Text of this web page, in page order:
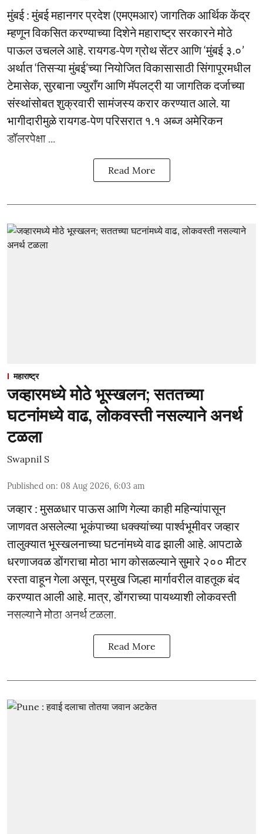
मुंबई : मुंबई महानगर प्रदेश (एमएमआर) जागतिक आर्थिक केंद्र
म्हणून विकसित करण्याच्या दिशेने महाराष्ट्र सरकारने मोठे
पाऊल उचलले आहे. रायगड-पेण ग्रोथ सेंटर आणि ‘मुंबई ३.०’
अर्थात ‘तिसऱ्या मुंबई’च्या नियोजित विकासासाठी सिंगापूरमधील
टेमासेक, सुरबाना ज्युराँग आणि मॅपलट्री या जागतिक दर्जाच्या
संस्थांसोबत शुक्रवारी सामंजस्य करार करण्यात आले. या
भागीदारीमुळे रायगड-पेण परिसरात १.१ अब्ज अमेरिकन
डॉलरपेक्षा ...
Read More
महाराष्ट्र
जव्हारमध्ये मोठे भूस्खलन; सततच्या
घटनांमध्ये वाढ, लोकवस्ती नसल्याने अनर्थ
टळला
Swapnil S
Published on: 08 Aug 2026, 6:03 am
जव्हार : मुसळधार पाऊस आणि गेल्या काही महिन्यांपासून
जाणवत असलेल्या भूकंपाच्या धक्क्यांच्या पार्श्वभूमीवर जव्हार
तालुक्यात भूस्खलनाच्या घटनांमध्ये वाढ झाली आहे. आपटाळे
धरणाजवळ डोंगराचा मोठा भाग कोसळल्याने सुमारे २०० मीटर
रस्ता वाहून गेला असून, प्रमुख जिल्हा मार्गावरील वाहतूक बंद
करण्यात आली आहे. मात्र, डोंगराच्या पायथ्याशी लोकवस्ती
नसल्याने मोठा अनर्थ टळला.
Read More